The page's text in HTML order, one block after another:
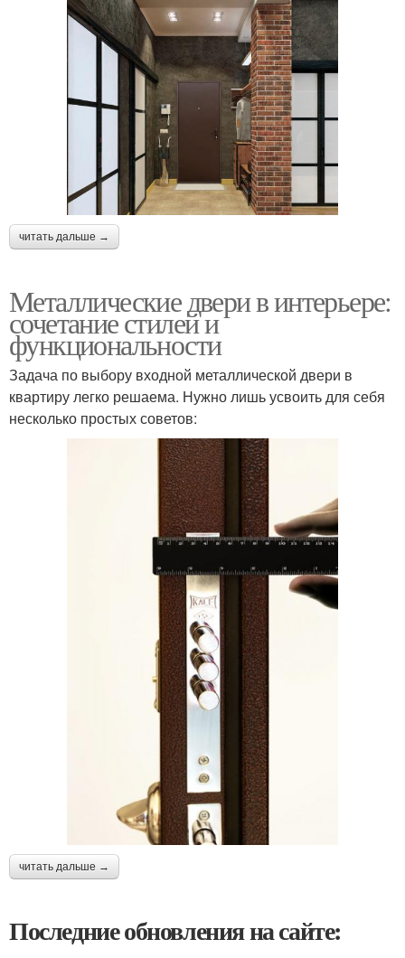
читать дальше →
Металлические двери в интерьере:
сочетание стилей и
функциональности
Задача по выбору входной металлической двери в
квартиру легко решаема. Нужно лишь усвоить для себя
несколько простых советов:
читать дальше →
Последние обновления на сайте: